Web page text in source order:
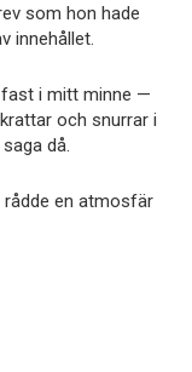
som hon hade
innehållet.
fast i mitt minne —
och snurrar i
då.
rådde en atmosfär